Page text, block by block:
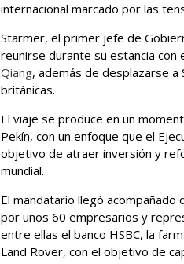
internacional marcado por las
Starmer, el primer jefe de
reunirse durante su estancia con
Qiang, además de desplazarse a
británicas.
El viaje se produce en un
Pekín, con un enfoque que el
objetivo de atraer inversión y
mundial.
El mandatario llegó
por unos 60 empresarios y
entre ellas el banco HSBC, la
Land Rover, con el objetivo de